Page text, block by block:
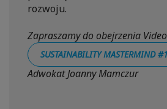
rozwoju.
Zapraszamy do obejrzenia
SUSTAINABILITY MASTERMIND #1
Adwokat Joanny Mamczur